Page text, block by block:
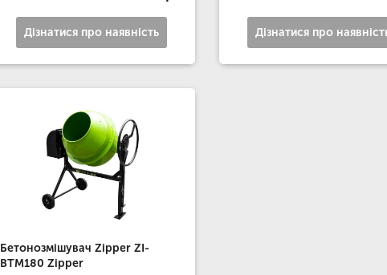
Дізнатися про наявність Дізнатися про
Бетонозмішувач Zipper ZI-
BTM180 Zipper